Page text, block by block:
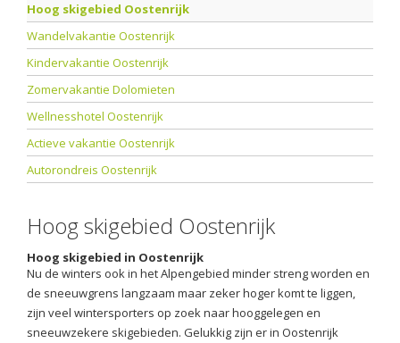
Hoog skigebied Oostenrijk
Wandelvakantie Oostenrijk
Kindervakantie Oostenrijk
Zomervakantie Dolomieten
Wellnesshotel Oostenrijk
Actieve vakantie Oostenrijk
Autorondreis Oostenrijk
Hoog skigebied Oostenrijk
Hoog skigebied in Oostenrijk
Nu de winters ook in het Alpengebied minder streng worden en
de sneeuwgrens langzaam maar zeker hoger komt te liggen,
zijn veel wintersporters op zoek naar hooggelegen en
sneeuwzekere skigebieden. Gelukkig zijn er in Oostenrijk